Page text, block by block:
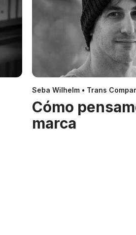
Seba Wilhelm • Trans
Cómo
marca